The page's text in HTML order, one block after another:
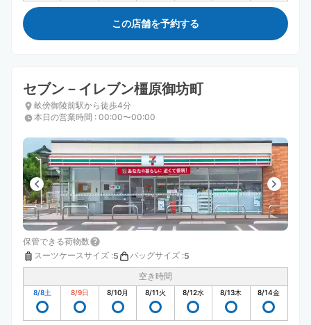
この店舗を予約する
セブン－イレブン橿原御坊町
畝傍御陵前駅から徒歩4分
本日の営業時間 : 00:00〜00:00
保管できる荷物数
スーツケースサイズ :5 バッグサイズ :5
空き時間
8/8土 8/9日 8/10月 8/11火 8/12水 8/13木 8/14金